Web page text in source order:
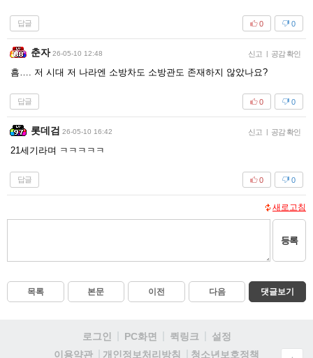
답글 0
0
춘자 26-05-10 12:48 신고 | 공감 확인
흠…. 저 시대 저 나라엔 소방차도 소방관도 존재하지 않았나요?
답글 0
0
롯데검 26-05-10 16:42 신고 | 공감 확인
21세기라며 ㅋㅋㅋㅋㅋ
답글 0
0
새로고침
등록
목록 본문 이전 다음 댓글보기
로그인 PC화면 퀵링크
설정
이용약관
개인정보처리방침 청소년보호정책